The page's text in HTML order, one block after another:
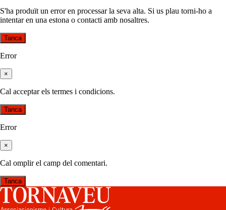
S'ha produït un error en processar la seva alta. Si us plau torni-ho a
intentar en una estona o contacti amb nosaltres.
Tanca
Error
×
Cal acceptar els termes i condicions.
Tanca
Error
×
Cal omplir el camp del comentari.
Tanca